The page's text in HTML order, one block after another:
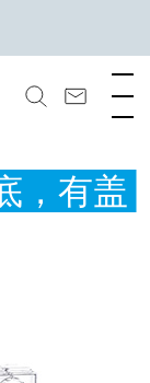
，有盖